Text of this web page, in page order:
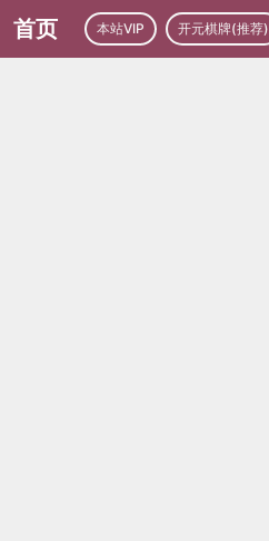
首页 本站VIP 开元棋牌(推荐)